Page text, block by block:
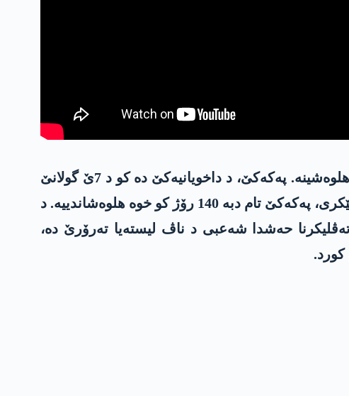
د 27ێ شوباتێ دە، عەڤدللا ئۆجالان، رێبەرێ پەکەکێ، داخویانیەک دا و بانگ ل پەکەکێ کر کو خوە ھلوەشینە. پەکەکێ، د داخویانیەکێ دە کو د 7ێ گولانێ
دە ھات وەشاندن، ھلوەشاندنا خوە و بداویبوونا تێکۆشینا چەکداری راگھاند. دەما کو مە ئەڤ ڤدیۆ چێکری، پەکەکێ تام دبە 140 رۆژ کو خوە ھلوەشاندییە. د
تەڤلیکرنا حەشدا شەعبی د ناڤ لیستەیا تەرۆرێ دە،